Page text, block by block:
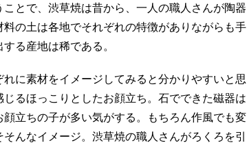
とで、渋草焼は昔から、一人の職人さんが陶器
の土は各地でそれぞれの特徴がありながらも手
る産地は稀である。
に素材をイメージしてみると分かりやすいと思
るほっこりとしたお顔立ち。石でできた磁器は
立ちの子が多い気がする。もちろん作風でも変
んなイメージ。渋草焼の職人さんがろくろを引